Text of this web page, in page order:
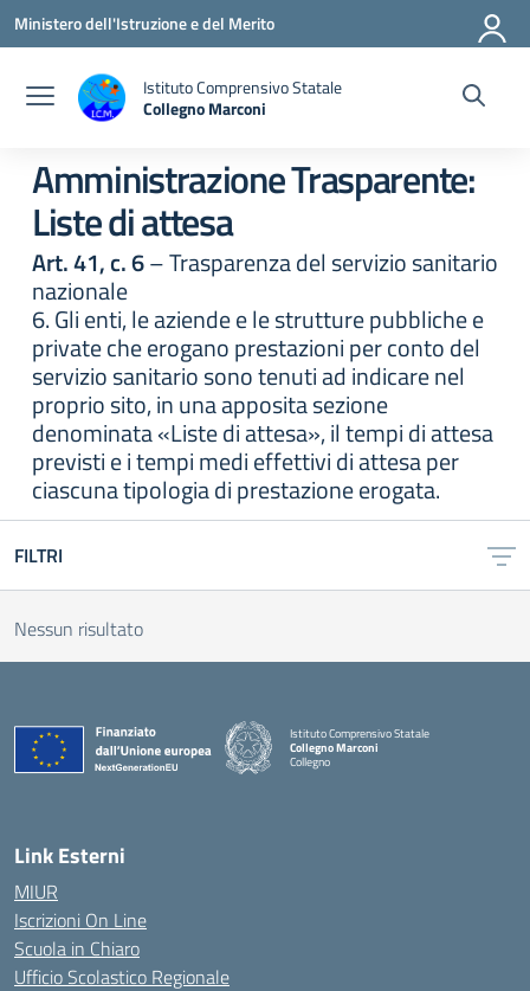
Vai ai contenuti
Vai al menu di navigazione
Vai al footer
Ministero dell'Istruzione e del Merito
Istituto Comprensivo Statale
Collegno Marconi
Amministrazione Trasparente:
Liste di attesa
Art. 41, c. 6– Trasparenza del servizio sanitario
nazionale
6. Gli enti, le aziende e le strutture pubbliche e
private che erogano prestazioni per conto del
servizio sanitario sono tenuti ad indicare nel
proprio sito, in una apposita sezione
denominata «Liste di attesa», il tempi di attesa
previsti e i tempi medi effettivi di attesa per
ciascuna tipologia di prestazione erogata.
FILTRI
Nessun risultato
Istituto Comprensivo Statale
Collegno Marconi
Collegno
Link Esterni
MIUR
Iscrizioni On Line
Scuola in Chiaro
Ufficio Scolastico Regionale